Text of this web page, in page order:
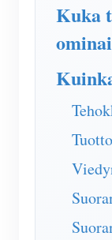
Kuka